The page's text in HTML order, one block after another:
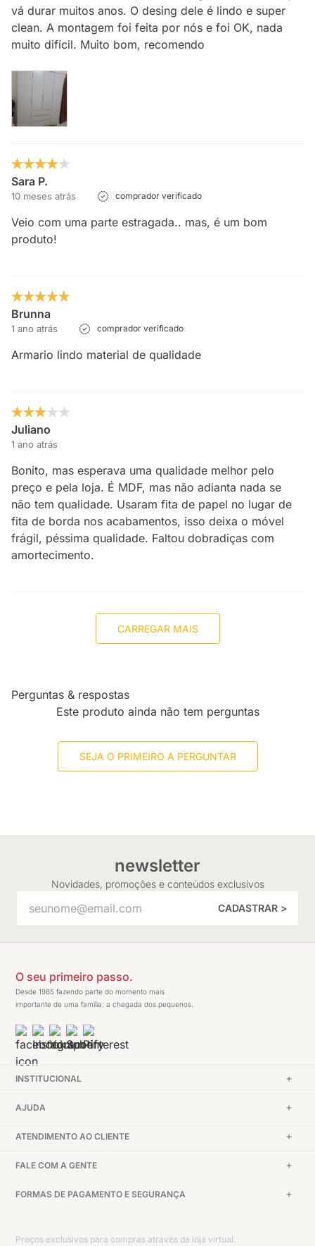
vá durar muitos anos. O desing dele é lindo e super
clean. A montagem foi feita por nós e foi OK, nada
muito difícil. Muito bom, recomendo
Sara P.
10 meses atrás comprador verificado
Veio com uma parte estragada.. mas, é um bom
produto!
Brunna
1 ano atrás comprador verificado
Armario lindo material de qualidade
Juliano
1 ano atrás
Bonito, mas esperava uma qualidade melhor pelo
preço e pela loja. É MDF, mas não adianta nada se
não tem qualidade. Usaram fita de papel no lugar de
fita de borda nos acabamentos, isso deixa o móvel
frágil, péssima qualidade. Faltou dobradiças com
amortecimento.
CARREGAR MAIS
Perguntas & respostas
Este produto ainda não tem perguntas
SEJA O PRIMEIRO A PERGUNTAR
newsletter
Novidades, promoções e conteúdos exclusivos
CADASTRAR >
O seu primeiro passo.
Desde 1985 fazendo parte do momento mais
importante de uma família: a chegada dos pequenos.
INSTITUCIONAL
AJUDA
ATENDIMENTO AO CLIENTE
FALE COM A GENTE
FORMAS DE PAGAMENTO E SEGURANÇA
Preços exclusivos para compras através da loja virtual.